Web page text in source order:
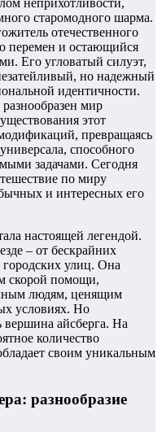
старомодного шарма.
отечественного
перемен и остающийся
Его угловатый силуэт,
но надежный
идентичности.
мир
этот
превращаясь
способного
задачами. Сегодня
по миру
и интересных его
настоящей легендой.
– от бескрайних
улиц. Она
скорой помощи,
людям, ценящим
условиях. Но
айсберга. На
количество
своим уникальным
разнообразие